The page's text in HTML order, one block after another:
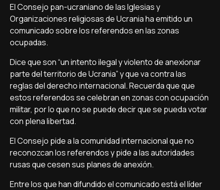
El Consejo pan-ucraniano de las Iglesias y
Organizaciones religiosas de Ucrania ha emitido un
comunicado sobre los referendos en las zonas
ocupadas.
Dice que son “un intento ilegal y violento de anexionar
parte del territorio de Ucrania” y que va contra las
reglas del derecho internacional. Recuerda que que
estos referendos se celebran en zonas con ocupación
militar, por lo que no se puede decir que se pueda votar
con plena libertad.
El Consejo pide a la comunidad internacional que no
reconozcan los referendos y pide a las autoridades
rusas que cesen sus planes de anexión.
Entre los que han difundido el comunicado está el líder